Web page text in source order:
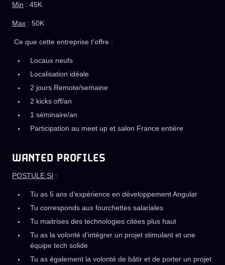
Min : 45K
Max : 50K
Ce que cette entreprise t’offre :
Locaux neufs
Localisation idéale
2 jours Remote/semaine
2 kicks off/an
1 séminaire/an
Participation au meet up et salon France entière
WANTED PROFILES
POSTULE SI :
Tu as 5 ans d’expérience en développement Angular
Tu corresponds aux fourchettes salariales
Tu maitrises des technologies citées plus haut
Tu as la volonté d’intégrer un projet stimulant et une
équipe tech solide
Tu as également la volonté de bâtir et de porter un projet